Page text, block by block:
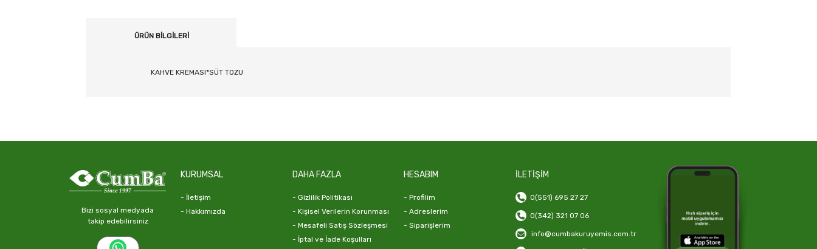
ÜRÜN BILGILERI
KAHVE KREMASI*SÜT TOZU
Bizi sosyal medyada
takip edebilirsiniz
KURUMSAL
- İletişim
- Hakkımızda
DAHA FAZLA
- Gizlilik Politikası
- Kişisel Verilerin Korunması
- Mesafeli Satış Sözleşmesi
- İptal ve İade Koşulları
HESABIM
- Profilim
- Adreslerim
- Siparişlerim
İLETİŞİM
0(551) 695 27 27
0(342) 321 07 06
info@cumbakuruyemis.com.tr